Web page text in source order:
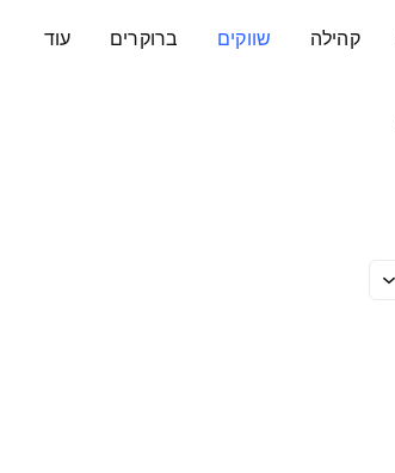
קהילה שווקים ברוקרים עוד